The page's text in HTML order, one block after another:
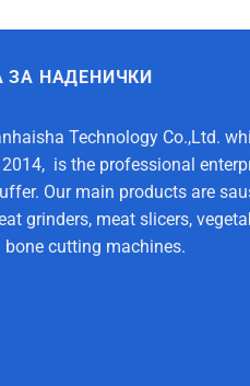
ЗА НАДЕНИЧКИ
Technology Co.,Ltd.
is the professional
Our main products are
grinders, meat slicers,
bone cutting machines.